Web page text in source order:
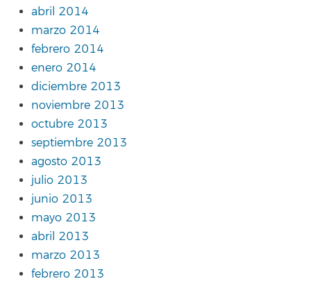
abril 2014
marzo 2014
febrero 2014
enero 2014
diciembre 2013
noviembre 2013
octubre 2013
septiembre 2013
agosto 2013
julio 2013
junio 2013
mayo 2013
abril 2013
marzo 2013
febrero 2013